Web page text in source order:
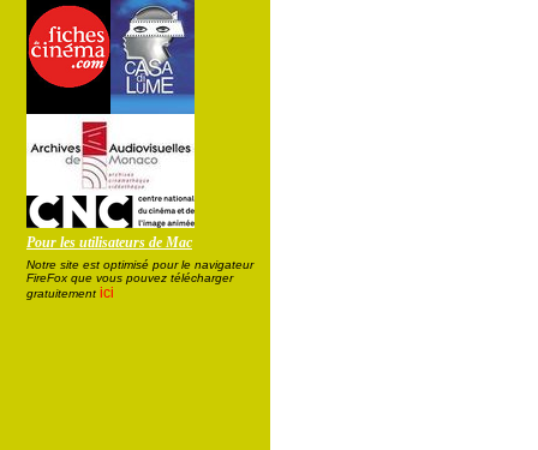
Pour les utilisateurs de Mac
Notre site est optimisé pour le navigateur
FireFox que vous pouvez télécharger
gratuitement ici